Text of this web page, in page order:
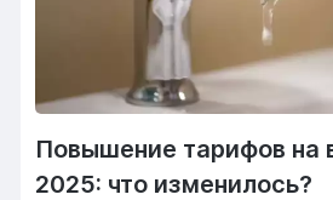
Повышение тарифов на
2025: что изменилось?